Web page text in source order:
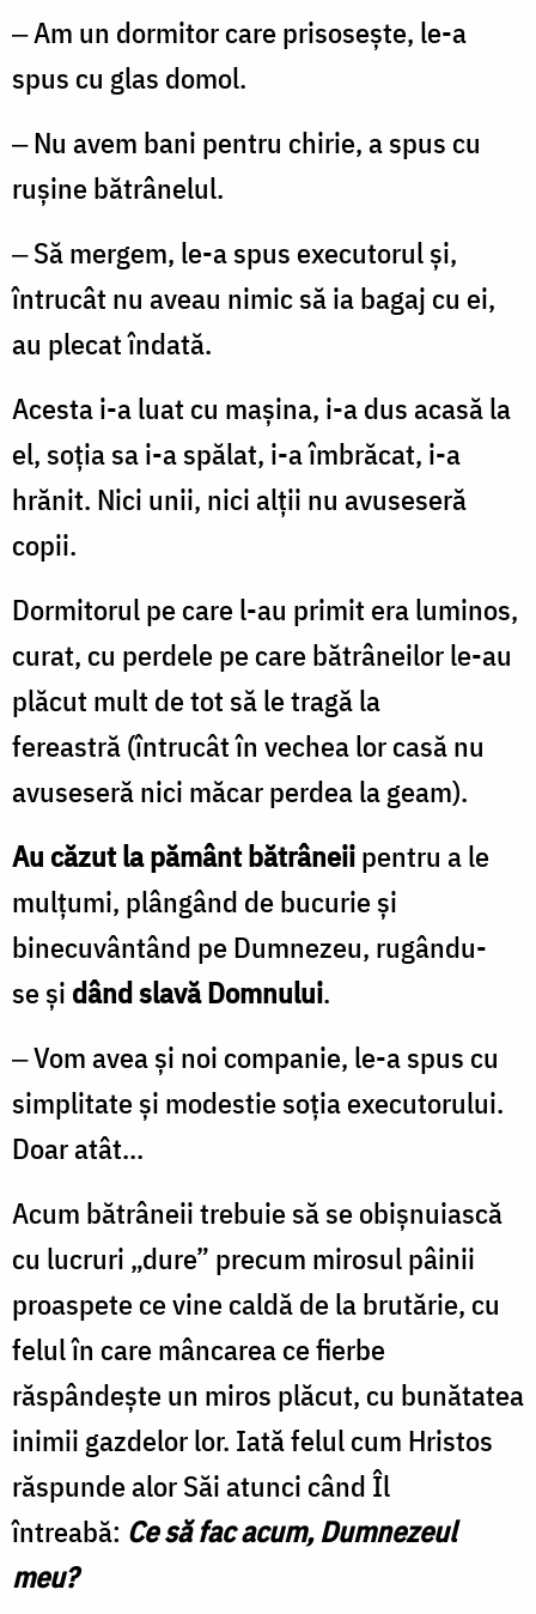
‒ Am un dormitor care prisosește, le-a
spus cu glas domol.
‒ Nu avem bani pentru chirie, a spus cu
rușine bătrânelul.
‒ Să mergem, le-a spus executorul și,
întrucât nu aveau nimic să ia bagaj cu ei,
au plecat îndată.
Acesta i-a luat cu mașina, i-a dus acasă la
el, soția sa i-a spălat, i-a îmbrăcat, i-a
hrănit. Nici unii, nici alții nu avuseseră
copii.
Dormitorul pe care l-au primit era luminos,
curat, cu perdele pe care bătrâneilor le-au
plăcut mult de tot să le tragă la
fereastră (întrucât în vechea lor casă nu
avuseseră nici măcar perdea la geam).
Au căzut la pământ bătrâneiipentru a le
mulțumi, plângând de bucurie și
binecuvântând pe Dumnezeu, rugându-
se și dând slavă Domnului.
‒ Vom avea și noi companie, le-a spus cu
simplitate și modestie soția executorului.
Doar atât...
Acum bătrâneii trebuie să se obișnuiască
cu lucruri „dure” precum mirosul pâinii
proaspete ce vine caldă de la brutărie, cu
felul în care mâncarea ce fierbe
răspândește un miros plăcut, cu bunătatea
inimii gazdelor lor. Iată felul cum Hristos
răspunde alor Săi atunci când Îl
întreabă: Ce să fac acum, Dumnezeul
meu?